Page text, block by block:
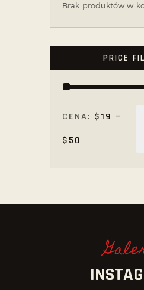
Brak produktów w
PRICE
CENA: $19 —
$50